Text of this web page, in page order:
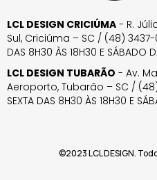
LCL DESIGN CRICIÚMA - R.
Sul, Criciúma – SC / (48) 3437-
DAS 8H30 ÀS 18H30 E SÁBADO
LCL DESIGN TUBARÃO - Av.
Aeroporto, Tubarão – SC / (48)
SEXTA DAS 8H30 ÀS 18H30 E
©2023 LCL DESIGN.